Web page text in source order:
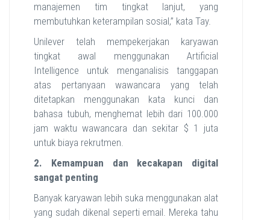
manajemen tim tingkat lanjut, yang
membutuhkan keterampilan sosial,” kata Tay.
Unilever telah mempekerjakan karyawan
tingkat awal menggunakan Artificial
Intelligence untuk menganalisis tanggapan
atas pertanyaan wawancara yang telah
ditetapkan menggunakan kata kunci dan
bahasa tubuh, menghemat lebih dari 100.000
jam waktu wawancara dan sekitar $ 1 juta
untuk biaya rekrutmen.
2. Kemampuan dan kecakapan digital
sangat penting
Banyak karyawan lebih suka menggunakan alat
yang sudah dikenal seperti email. Mereka tahu